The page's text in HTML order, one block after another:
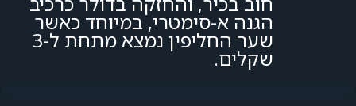
הגנה א-סימטרי, במיוחד כאשר
שער החליפין נמצא מתחת ל-3
שקלים.